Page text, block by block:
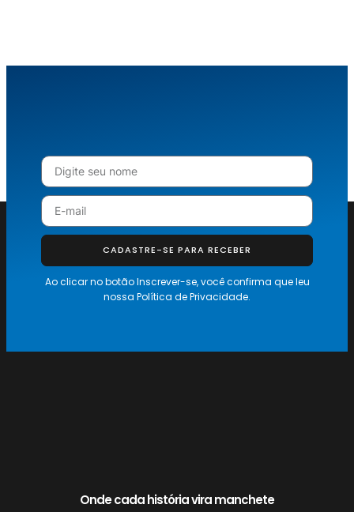
CADASTRE-SE PARA RECEBER
Ao clicar no botão Inscrever-se, você confirma que leu
nossa Política de Privacidade.
Onde cada história vira manchete